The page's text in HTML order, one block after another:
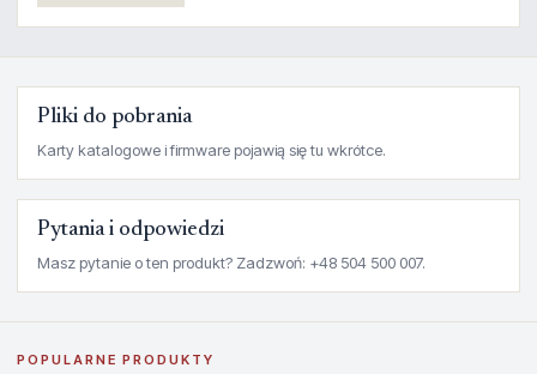
Pliki do pobrania
Karty katalogowe i firmware pojawią się tu wkrótce.
Pytania i odpowiedzi
Masz pytanie o ten produkt? Zadzwoń: +48 504 500 007.
POPULARNE PRODUKTY